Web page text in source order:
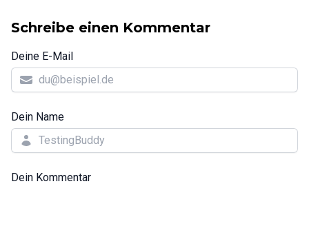
Schreibe einen Kommentar
Deine E-Mail
Dein Name
Dein Kommentar